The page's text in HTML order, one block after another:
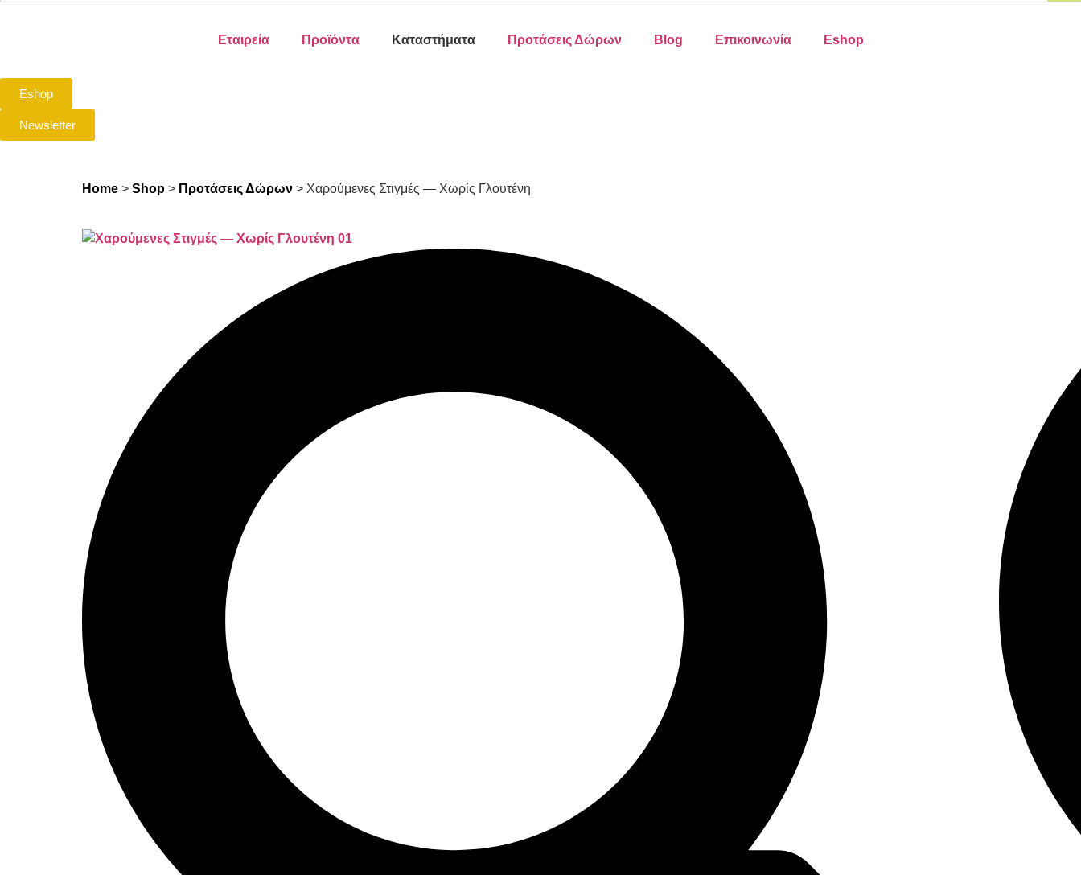
Εταιρεία Προϊόντα Καταστήματα Προτάσεις Δώρων Blog Επικοινωνία Eshop
Eshop
Newsletter
Home > Shop > Προτάσεις Δώρων > Χαρούμενες Στιγμές — Χωρίς Γλουτένη